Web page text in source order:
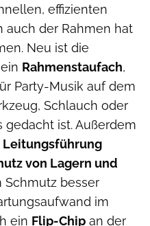
effizienten
auch der Rahmen hat
Neu ist die
Rahmenstaufach,
Party-Musik auf dem
Schlauch oder
ist. Außerdem
Leitungsführung
von Lagern und
Schmutz besser
im
ein Flip-Chip an der